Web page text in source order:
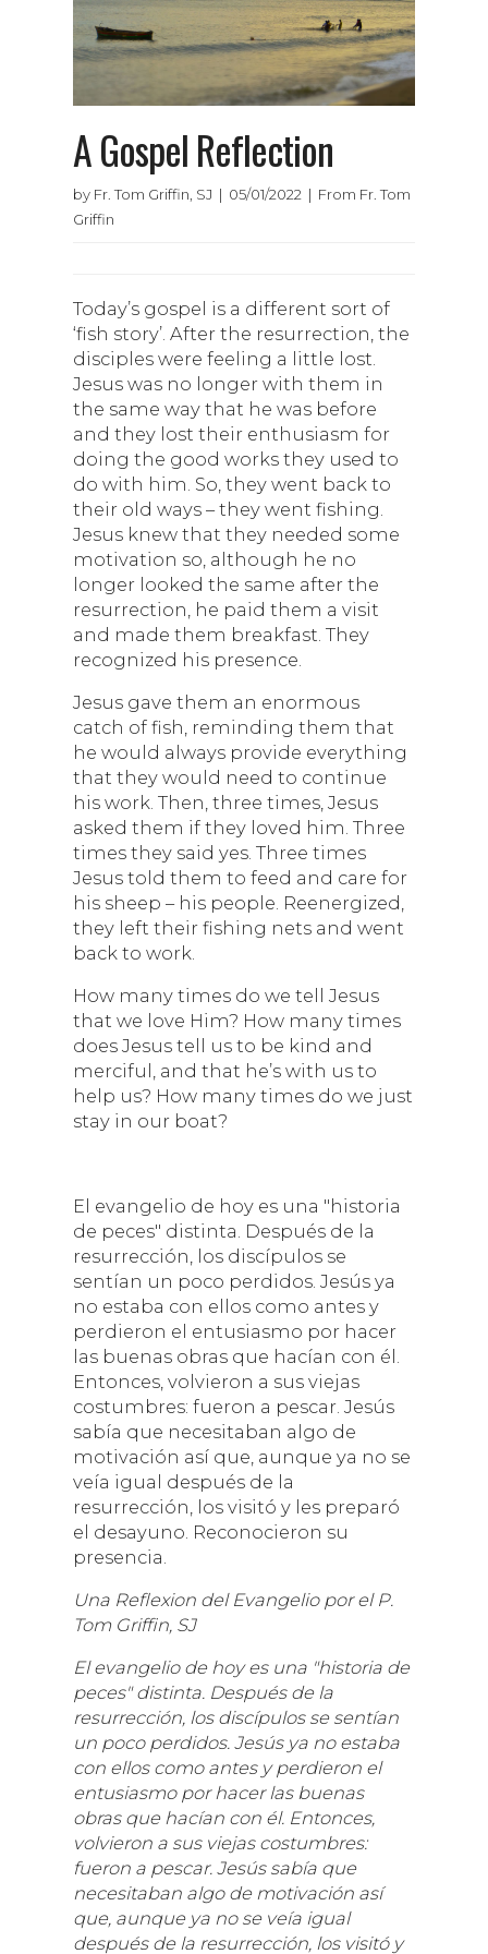
A Gospel Reflection
by Fr. Tom Griffin, SJ | 05/01/2022 | From Fr. Tom
Griffin
Today’s gospel is a different sort of
‘fish story’. After the resurrection, the
disciples were feeling a little lost.
Jesus was no longer with them in
the same way that he was before
and they lost their enthusiasm for
doing the good works they used to
do with him. So, they went back to
their old ways – they went fishing.
Jesus knew that they needed some
motivation so, although he no
longer looked the same after the
resurrection, he paid them a visit
and made them breakfast. They
recognized his presence.
Jesus gave them an enormous
catch of fish, reminding them that
he would always provide everything
that they would need to continue
his work. Then, three times, Jesus
asked them if they loved him. Three
times they said yes. Three times
Jesus told them to feed and care for
his sheep – his people. Reenergized,
they left their fishing nets and went
back to work.
How many times do we tell Jesus
that we love Him? How many times
does Jesus tell us to be kind and
merciful, and that he’s with us to
help us? How many times do we just
stay in our boat?
El evangelio de hoy es una "historia
de peces" distinta. Después de la
resurrección, los discípulos se
sentían un poco perdidos. Jesús ya
no estaba con ellos como antes y
perdieron el entusiasmo por hacer
las buenas obras que hacían con él.
Entonces, volvieron a sus viejas
costumbres: fueron a pescar. Jesús
sabía que necesitaban algo de
motivación así que, aunque ya no se
veía igual después de la
resurrección, los visitó y les preparó
el desayuno. Reconocieron su
presencia.
Una Reflexion del Evangelio por el P.
Tom Griffin, SJ
El evangelio de hoy es una "historia de
peces" distinta. Después de la
resurrección, los discípulos se sentían
un poco perdidos. Jesús ya no estaba
con ellos como antes y perdieron el
entusiasmo por hacer las buenas
obras que hacían con él. Entonces,
volvieron a sus viejas costumbres:
fueron a pescar. Jesús sabía que
necesitaban algo de motivación así
que, aunque ya no se veía igual
después de la resurrección, los visitó y